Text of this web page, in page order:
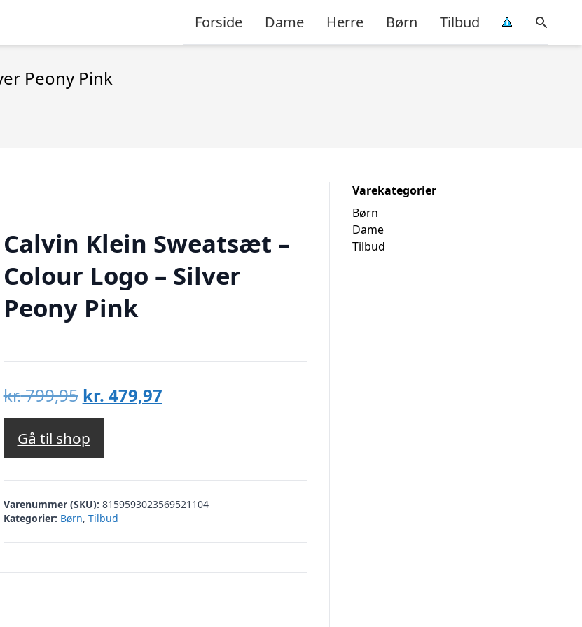
Forside Dame Herre Børn Tilbud
Peony Pink
Calvin Klein Sweatsæt –
Colour Logo – Silver
Peony Pink
kr.799,95 Den
oprindelige
pris
var:
kr. 799,95.
kr. 479,97Den
kr. 479,97.
Gå til shop
Varenummer (SKU): 8159593023569521104
Kategorier: Børn, Tilbud
Varekategorier
Børn
Dame
Tilbud